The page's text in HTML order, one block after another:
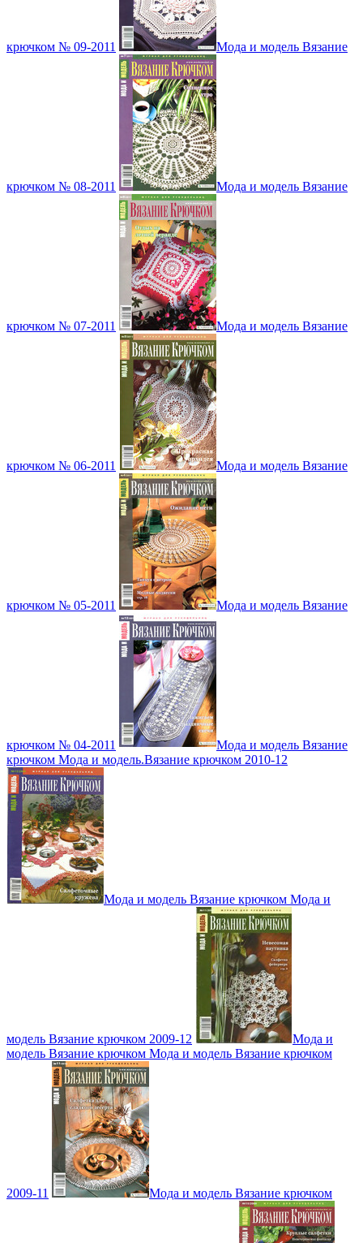
крючком № 09-2011 Мода и модель Вязание
крючком № 08-2011 Мода и модель Вязание
крючком № 07-2011 Мода и модель Вязание
крючком № 06-2011 Мода и модель Вязание
крючком № 05-2011 Мода и модель Вязание
крючком № 04-2011
Мода и модель Вязание
крючком Мода и модель.Вязание крючком 2010-12
Мода и модель Вязание крючком Мода и
модель Вязание крючком 2009-12
Мода и
модель Вязание крючком Мода и модель Вязание крючком
2009-11 Мода и модель Вязание крючком